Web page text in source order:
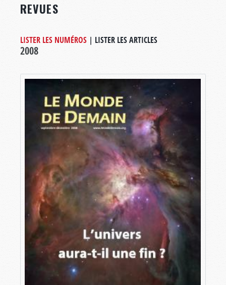
REVUES
LISTER LES NUMÉROS | LISTER LES ARTICLES
2008